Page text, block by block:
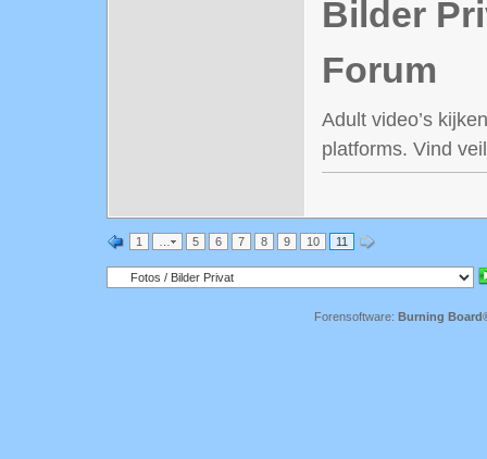
Bilder
Forum
Adult video’s
platforms. Vind
1 5 6 7 8 9 10 11
Forensoftware: Burning